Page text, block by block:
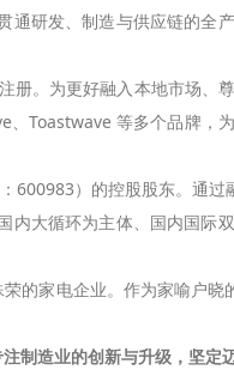
研发、制造与供应链的全
。为更好融入本地市场、
Toastwave 等多个品牌，
）的控股股东。通过
大循环为主体、国内国际
家电企业。作为家喻户晓
制造业的创新与升级，坚定